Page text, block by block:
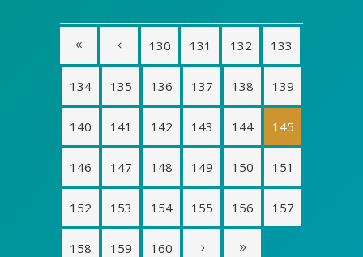
130 131 132 133
134 135 136 137 138 139
140 141 142 143 144 145
146 147 148 149 150 151
152 153 154 155 156 157
158 159 160